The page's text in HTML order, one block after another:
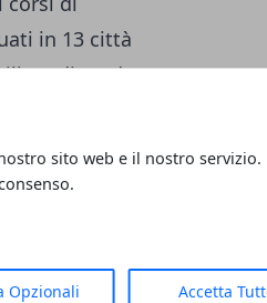
sito web e il nostro servizio.
Opzionali Accetta
in 13 città
dipendente
precisa di
dove
èIn Famiglia -
sappiamo
Milano,